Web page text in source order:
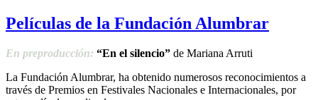
Películas de la Fundación Alumbrar
En preproducción: “En el silencio” de Mariana Arruti
La Fundación Alumbrar, ha obtenido numerosos reconocimientos a
través de Premios en Festivales Nacionales e Internacionales, por